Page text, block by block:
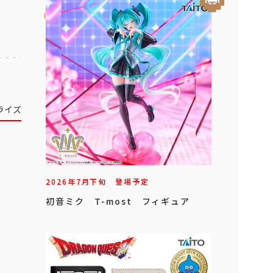
イズ
2026年7月下旬 登場予定
初音ミク T-most フィギュア